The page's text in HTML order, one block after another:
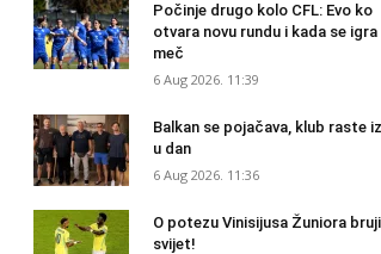
Počinje drugo kolo CFL: Evo ko
otvara novu rundu i kada se igra
meč
6 Aug 2026. 11:39
Balkan se pojačava, klub raste
u dan
6 Aug 2026. 11:36
O potezu Vinisijusa Žuniora
svijet!